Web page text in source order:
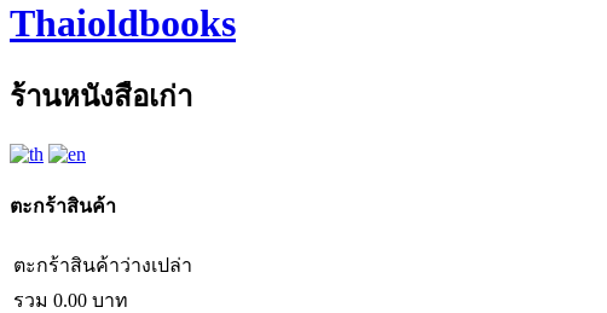
Thaioldbooks
ร้านหนังสือเก่า
ตะกร้าสินค้า
ตะกร้าสินค้าว่างเปล่า
รวม 0.00 บาท